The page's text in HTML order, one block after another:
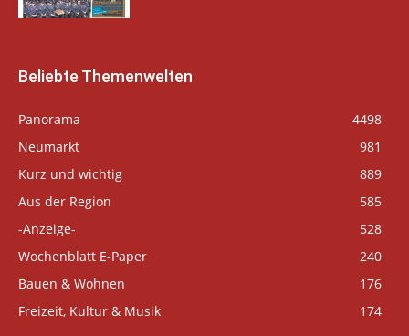
Beliebte Themenwelten
Panorama
4498
Neumarkt
981
Kurz und wichtig
889
Aus der Region
585
-Anzeige-
528
Wochenblatt E-Paper
240
Bauen & Wohnen
176
Freizeit, Kultur & Musik
174